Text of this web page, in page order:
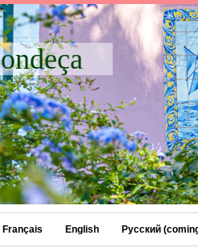
Français English Русский